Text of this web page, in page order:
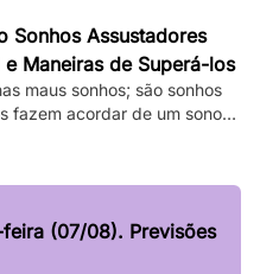
Sonhos Assustadores
Maneiras de Superá-los
maus sonhos; são sonhos
fazem acordar de um sono
e assustadores que
a sensação de medo
Enquanto pesadelos
frequentes podem
[…] (07/08). Previsões